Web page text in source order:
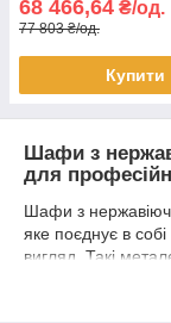
68 466,64 ₴/од.
77 803 ₴/од.
Купити
Шафи з
для
Шафи з
яке поєднує в собі
вигляд. Такі
закладах